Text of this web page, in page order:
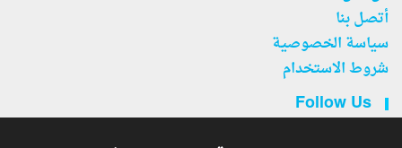
أتصل بنا
سياسة الخصوصية
شروط الاستخدام
Follow Us